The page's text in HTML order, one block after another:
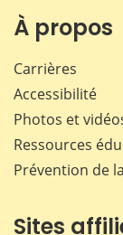
À propos
Carrières
Accessibilité
Photos et
Ressources
Prévention de
Sites